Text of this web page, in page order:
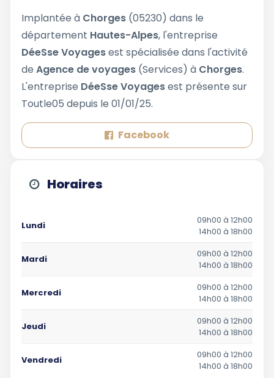
Implantée à Chorges (05230) dans le
département Hautes-Alpes, l'entreprise
DéeSse Voyagesest spécialisée dans l'activité
de Agence de voyages (Services) à Chorges.
L'entreprise DéeSse Voyagesest présente sur
Toutle05 depuis le 01/01/25.
Facebook
Horaires
Lundi
09h00 à 12h00
14h00 à 18h00
Mardi
09h00 à 12h00
14h00 à 18h00
Mercredi
09h00 à 12h00
14h00 à 18h00
Jeudi
09h00 à 12h00
14h00 à 18h00
Vendredi
09h00 à 12h00
14h00 à 18h00